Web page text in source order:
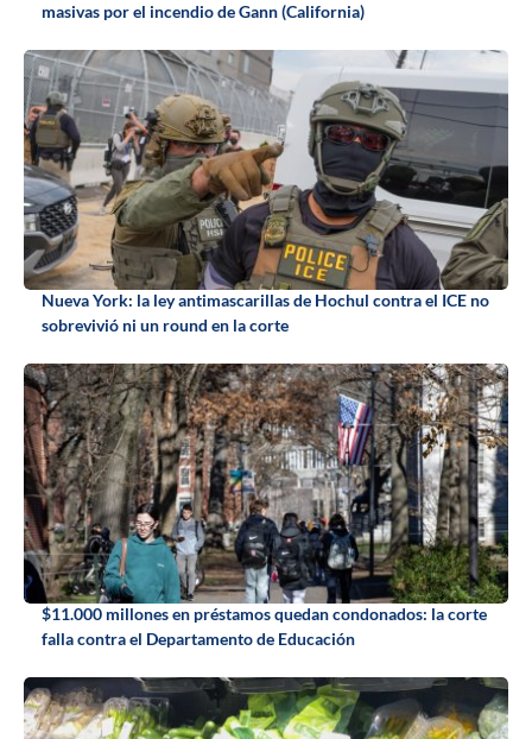
masivas por el incendio de Gann (California)
Nueva York: la ley antimascarillas de Hochul contra el ICE no
sobrevivió ni un round en la corte
$11.000 millones en préstamos quedan condonados: la corte
falla contra el Departamento de Educación